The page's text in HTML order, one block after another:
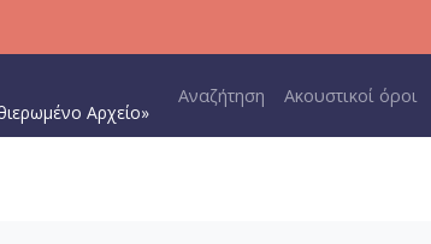
Αρχείο»
Main navigation
Αναζήτηση Ακουστικοί όροι
182-Κατάσταση Πολιορκίας - Etat de Siege [1967-
183-Η Αδελφή μας Αθηνά [1968-05-15]
184-Για τη μάνα και τους φίλους, Αρκαδία III
185-Ο Ανδρέας [1968-06-22]
187-Νύχτα θανάτου [1968-05-26-1968-10-31]